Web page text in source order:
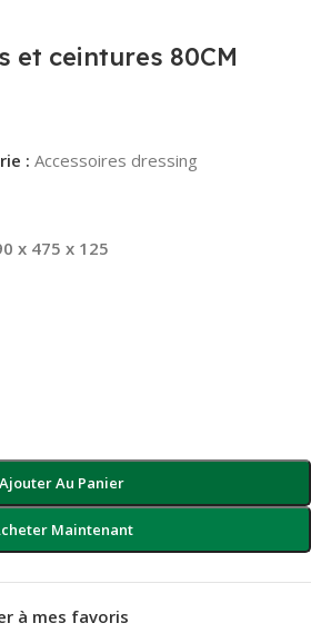
et ceintures 80CM
: Accessoires dressing
x 475 x 125
Ajouter Au Panier
Maintenant
à mes favoris